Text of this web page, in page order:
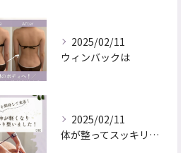
2025/02/11
ウィンバックは
2025/02/11
体が整ってスッキリしたと